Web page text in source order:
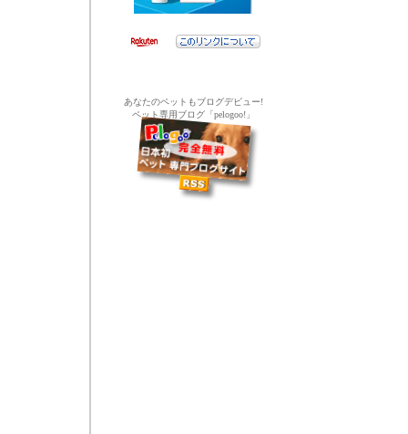
あなたのペットもブログデビュー!
ペット専用ブログ「pelogoo!」